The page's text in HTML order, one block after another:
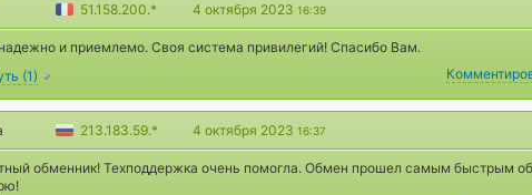
51.158.200.* 4 октября 2023 16:39
и приемлемо. Своя система привилегий! Спасибо Вам.
(1)
213.183.59.* 4 октября 2023 16:37
обменник! Техподдержка очень помогла. Обмен прошел самым быстрым